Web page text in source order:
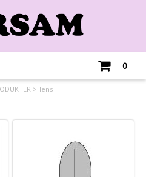
0
> Tens